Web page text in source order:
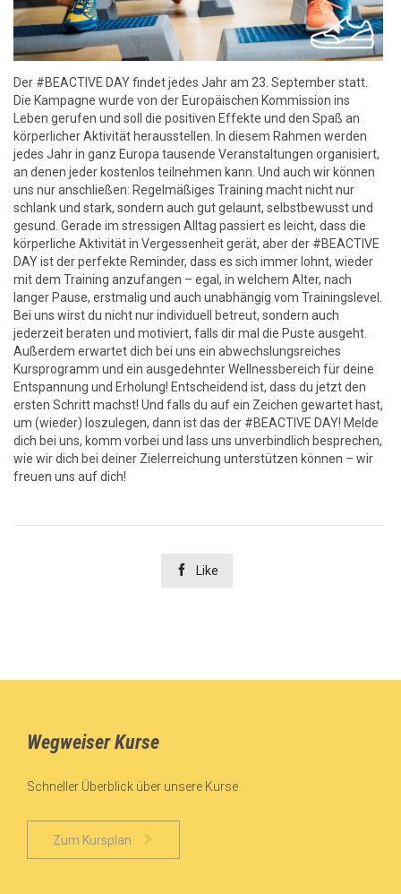
Der #BEACTIVE DAY findet jedes Jahr am 23. September statt.
Die Kampagne wurde von der Europäischen Kommission ins
Leben gerufen und soll die positiven Effekte und den Spaß an
körperlicher Aktivität herausstellen. In diesem Rahmen werden
jedes Jahr in ganz Europa tausende Veranstaltungen organisiert,
an denen jeder kostenlos teilnehmen kann. Und auch wir können
uns nur anschließen: Regelmäßiges Training macht nicht nur
schlank und stark, sondern auch gut gelaunt, selbstbewusst und
gesund. Gerade im stressigen Alltag passiert es leicht, dass die
körperliche Aktivität in Vergessenheit gerät, aber der #BEACTIVE
DAY ist der perfekte Reminder, dass es sich immer lohnt, wieder
mit dem Training anzufangen – egal, in welchem Alter, nach
langer Pause, erstmalig und auch unabhängig vom Trainingslevel.
Bei uns wirst du nicht nur individuell betreut, sondern auch
jederzeit beraten und motiviert, falls dir mal die Puste ausgeht.
Außerdem erwartet dich bei uns ein abwechslungsreiches
Kursprogramm und ein ausgedehnter Wellnessbereich für deine
Entspannung und Erholung! Entscheidend ist, dass du jetzt den
ersten Schritt machst! Und falls du auf ein Zeichen gewartet hast,
um (wieder) loszulegen, dann ist das der #BEACTIVE DAY! Melde
dich bei uns, komm vorbei und lass uns unverbindlich besprechen,
wie wir dich bei deiner Zielerreichung unterstützen können – wir
freuen uns auf dich!
 Like
Wegweiser Kurse
Schneller Überblick über unsere Kurse
Zum Kursplan